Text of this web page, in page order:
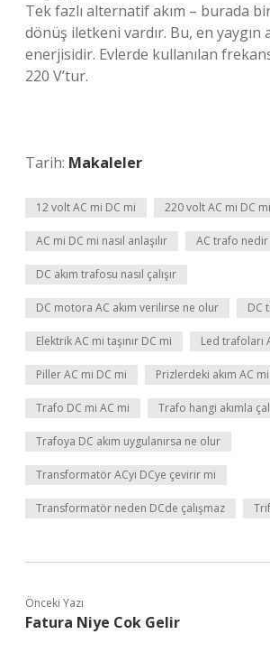
Tek fazlı alternatif akım – burada
dönüş iletkeni vardır. Bu, en yaygın
enerjisidir. Evlerde kullanılan
220 V’tur.
Tarih: Makaleler
12 volt AC mi DC mi 220 volt AC mi DC mi
AC mi DC mi nasıl anlaşılır AC trafo nedir
DC akım trafosu nasıl çalışır
DC motora AC akım verilirse ne olur DC
Elektrik AC mi taşınır DC mi Led trafoları
Piller AC mi DC mi Prizlerdeki akım AC
Trafo DC mi AC mi Trafo hangi akımla
Trafoya DC akım uygulanırsa ne olur
Transformatör ACyi DCye çevirir mi
Transformatör neden DCde çalışmaz
Önceki Yazı
Fatura Niye Cok Gelir